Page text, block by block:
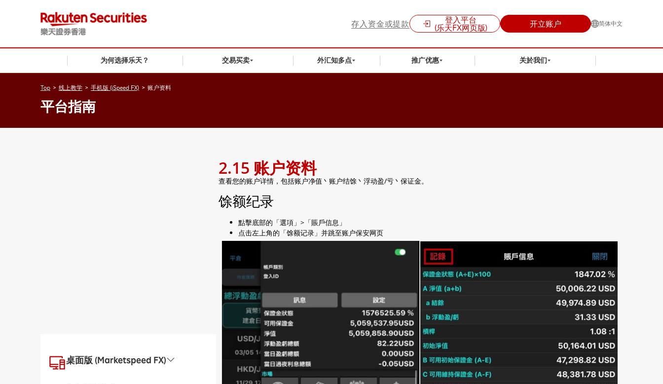
存入资金或提款
登入平台
(乐天FX网页版)
开立账户 简体中文
为何选择乐天？ 交易买卖 外汇知多点 推广优惠 关於我们
Top > 线上教学 > 手机版 (iSpeed FX) > 账户资料
平台指南
桌面版 (Marketspeed FX)
2.15 账户资料
查看您的账户详情，包括账户净值丶账户结馀丶浮动盈/亏丶保证金。
馀额纪录
點擊底部的「選項」>「賬戶信息」
点击左上角的「馀额记录」并跳至账户保安网页